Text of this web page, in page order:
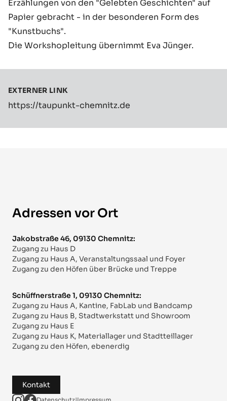
Erzählungen von den "Gelebten Geschichten" auf
Papier gebracht - in der besonderen Form des
"Kunstbuchs".
Die Workshopleitung übernimmt Eva Jünger.
EXTERNER LINK
https://taupunkt-chemnitz.de
Adressen vor Ort
Jakobstraße 46, 09130 Chemnitz:
Zugang zu Haus D
Zugang zu Haus A, Veranstaltungssaal und Foyer
Zugang zu den Höfen über Brücke und Treppe
Schüffnerstraße 1, 09130 Chemnitz:
Zugang zu Haus A, Kantine, FabLab und Bandcamp
Zugang zu Haus B, Stadtwerkstatt und Showroom
Zugang zu Haus E
Zugang zu Haus K, Materiallager und Stadtteillager
Zugang zu den Höfen, ebenerdig
Kontakt